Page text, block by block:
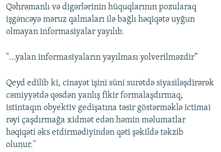
Qəhrəmanlı və digərlərinin hüquqlarının pozularaq
işgəncəyə məruz qalmaları ilə bağlı həqiqətə uyğun
olmayan informasiyalar yayılıb.
"...yalan informasiyaların yayılması yolverilməzdir”
Qeyd edilib ki, cinayət işini süni surətdə siyasiləşdirərək
cəmiyyətdə qəsdən yanlış fikir formalaşdırmaq,
istintaqın obyektiv gedişatına təsir göstərməklə ictimai
rəyi çaşdırmağa xidmət edən həmin məlumatlar
həqiqəti əks etdirmədiyindən qəti şəkildə təkzib
olunur."